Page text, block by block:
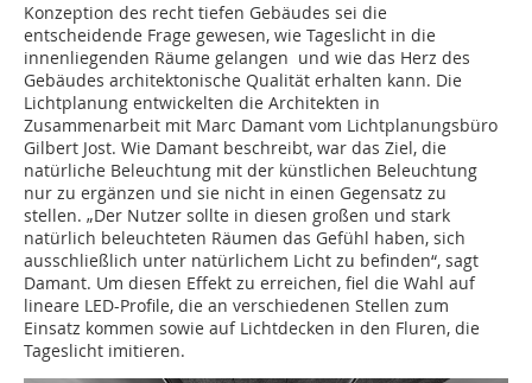
Konzeption des recht tiefen Gebäudes sei die
entscheidende Frage gewesen, wie Tageslicht in die
innenliegenden Räume gelangen und wie das Herz des
Gebäudes architektonische Qualität erhalten kann. Die
Lichtplanung entwickelten die Architekten in
Zusammenarbeit mit Marc Damant vom Lichtplanungsbüro
Gilbert Jost. Wie Damant beschreibt, war das Ziel, die
natürliche Beleuchtung mit der künstlichen Beleuchtung
nur zu ergänzen und sie nicht in einen Gegensatz zu
stellen. „Der Nutzer sollte in diesen großen und stark
natürlich beleuchteten Räumen das Gefühl haben, sich
ausschließlich unter natürlichem Licht zu befinden“, sagt
Damant. Um diesen Effekt zu erreichen, fiel die Wahl auf
lineare LED-Profile, die an verschiedenen Stellen zum
Einsatz kommen sowie auf Lichtdecken in den Fluren, die
Tageslicht imitieren.